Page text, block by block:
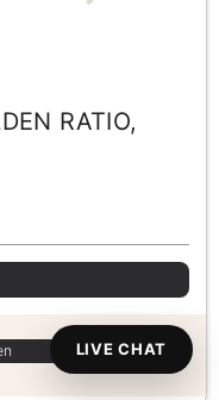
RATIO,
LIVE CHAT